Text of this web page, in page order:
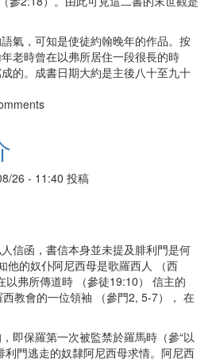
氣，可知是使徒約翰晚年的作品。按
老時曾在以弗所居住一段很長的時
的。成書日期大約是主後八十至九十
26 - 11:40 投稿
信函，書信本身並未提及腓利門是何
他的奴仆阿尼西母是歌羅西人 （西
以弗所傳道時 （參徒19:10） 信主的
西教會的一位領袖 （參門2, 5-7）， 在
即保羅第一次被監禁於羅馬時（參“以
利門逃走的奴隸阿尼西母求情。阿尼西